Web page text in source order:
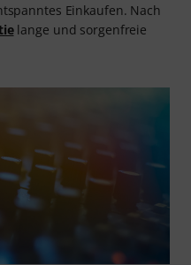
Einkaufen. Nach
lange und sorgenfreie